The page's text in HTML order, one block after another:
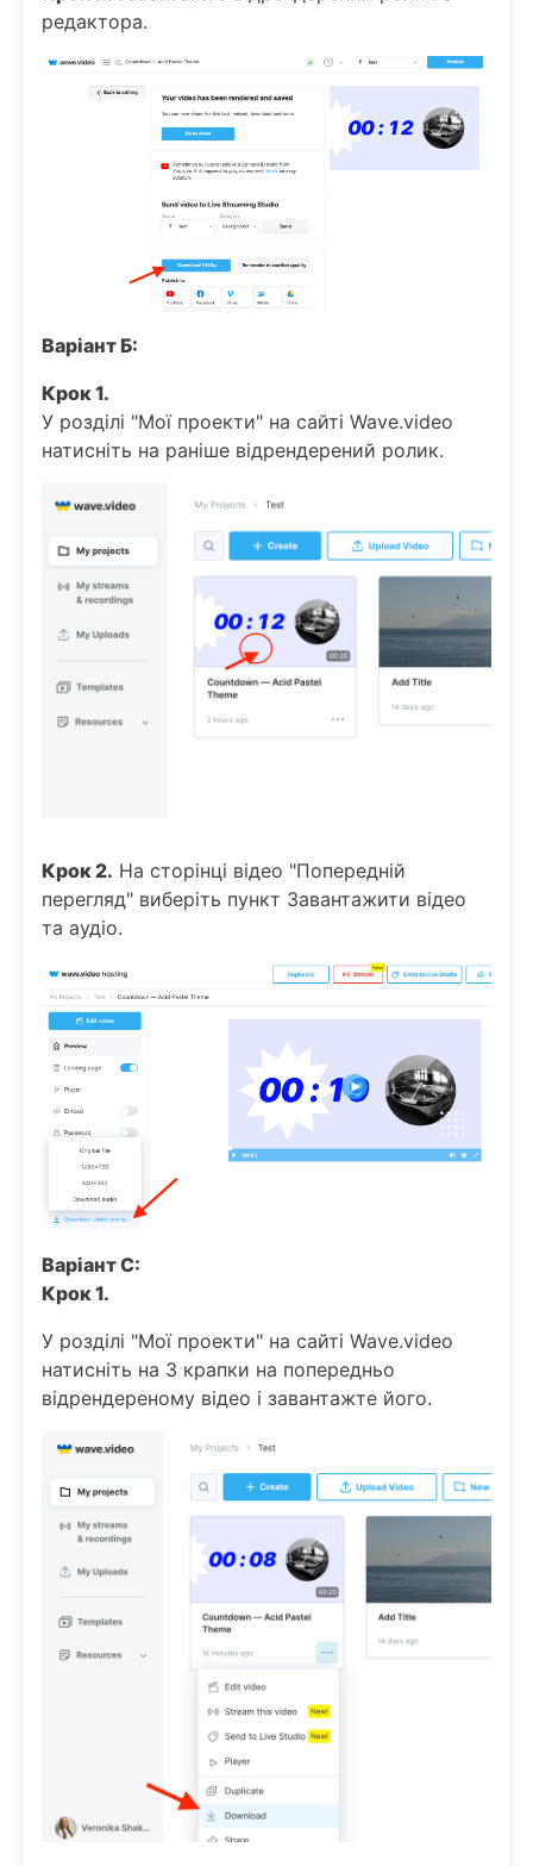
редактора.
Варіант Б:
Крок 1.
У розділі "Мої проекти" на сайті Wave.video
натисніть на раніше відрендерений ролик.
Крок 2. На сторінці відео "Попередній
перегляд" виберіть пункт Завантажити відео
та аудіо.
Варіант С:
Крок 1.
У розділі "Мої проекти" на сайті Wave.video
натисніть на 3 крапки на попередньо
відрендереному відео і завантажте його.